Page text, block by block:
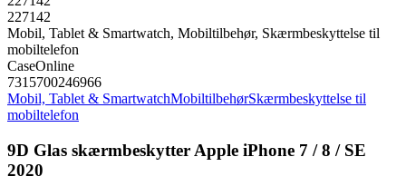
227142
Mobil, Tablet & Smartwatch, Mobiltilbehør, Skærmbeskyttelse til
mobiltelefon
CaseOnline
7315700246966
Mobil, Tablet & SmartwatchMobiltilbehørSkærmbeskyttelse til
mobiltelefon
9D Glas skærmbeskytter Apple iPhone 7 / 8 / SE
2020